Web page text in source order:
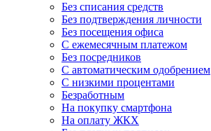
Без списания средств
Без подтверждения личности
Без посещения офиса
С ежемесячным платежом
Без посредников
С автоматическим одобрением
С низкими процентами
Безработным
На покупку смартфона
На оплату ЖКХ